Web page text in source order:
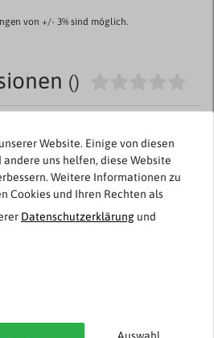
von +/- 3% sind möglich.
()
Website. Einige von diesen
uns helfen, diese Website
Weitere Informationen zu
Cookies und Ihren Rechten als
Daten­schutz­erklärung und